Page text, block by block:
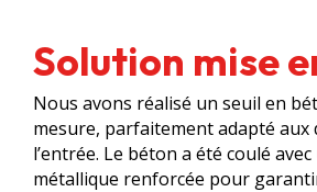
Solution mise
Nous avons réalisé un seuil en
mesure, parfaitement adapté aux
l’entrée. Le béton a été coulé
métallique renforcée pour